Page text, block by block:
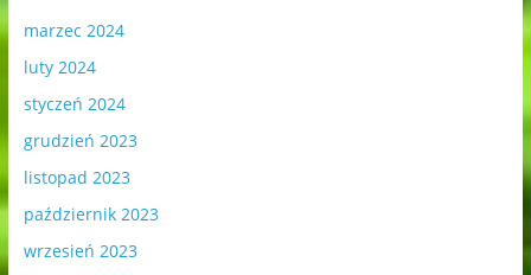
marzec 2024
luty 2024
styczeń 2024
grudzień 2023
listopad 2023
październik 2023
wrzesień 2023